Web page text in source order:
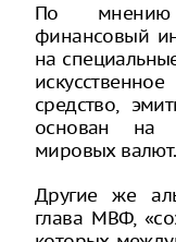
По мнению
финансовый
на
средство,
основан на
мировых валют.
Другие же
глава МВФ,